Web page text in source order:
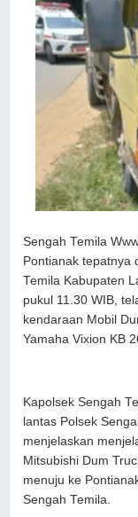
Sengah Temila
Pontianak tepatnya
Temila Kabupaten
pukul 11.30 WIB,
kendaraan Mobil
Yamaha Vixion KB
Kapolsek Sengah
lantas Polsek
menjelaskan
Mitsubishi Dum
menuju ke
Sengah Temila.